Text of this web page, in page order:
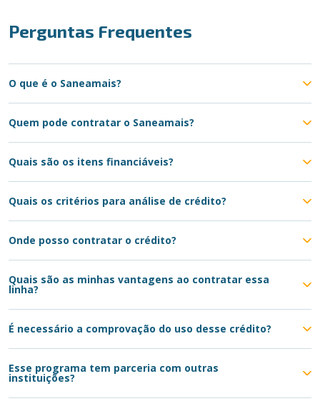
Perguntas Frequentes
O que é o Saneamais?
Quem pode contratar o Saneamais?
Quais são os itens financiáveis?
Quais os critérios para análise de crédito?
Onde posso contratar o crédito?
Quais são as minhas vantagens ao contratar essa
linha?
É necessário a comprovação do uso desse crédito?
Esse programa tem parceria com outras
instituições?